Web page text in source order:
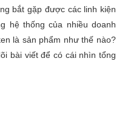
bắt gặp được các linh kiện
hệ thống của nhiều doanh
là sản phẩm như thế nào?
bài viết để có cái nhìn tổng